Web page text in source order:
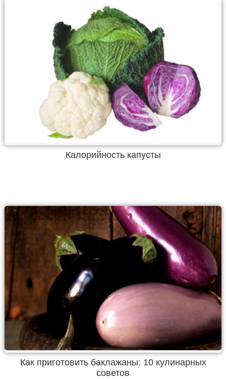
Калорийность капусты
Как приготовить баклажаны: 10 кулинарных
советов